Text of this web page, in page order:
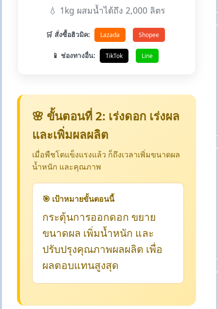
💧 1kg ผสมน้ำได้ถึง 2,000 ลิตร
🛒 สั่งซื้อฮิวมิค: Lazada Shopee
📱 ช่องทางอื่น: TikTok Line
🌸 ขั้นตอนที่ 2: เร่งดอก เร่งผล
และเพิ่มผลผลิต
เมื่อพืชโตแข็งแรงแล้ว ก็ถึงเวลาเพิ่มขนาดผล
น้ำหนัก และคุณภาพ
🎯 เป้าหมายขั้นตอนนี้
กระตุ้นการออกดอก ขยาย
ขนาดผล เพิ่มน้ำหนัก และ
ปรับปรุงคุณภาพผลผลิต เพื่อ
ผลตอบแทนสูงสุด